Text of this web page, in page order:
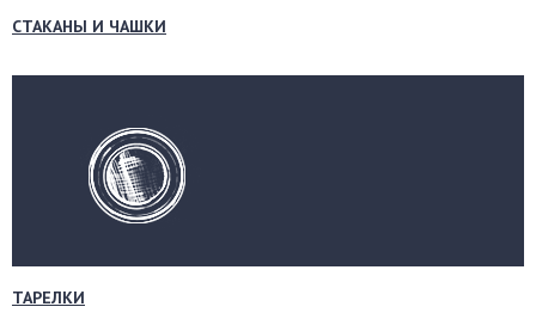
СТАКАНЫ И ЧАШКИ
ТАРЕЛКИ